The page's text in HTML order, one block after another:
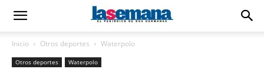
Inicio Otros deportes Waterpolo
Otros deportes Waterpolo